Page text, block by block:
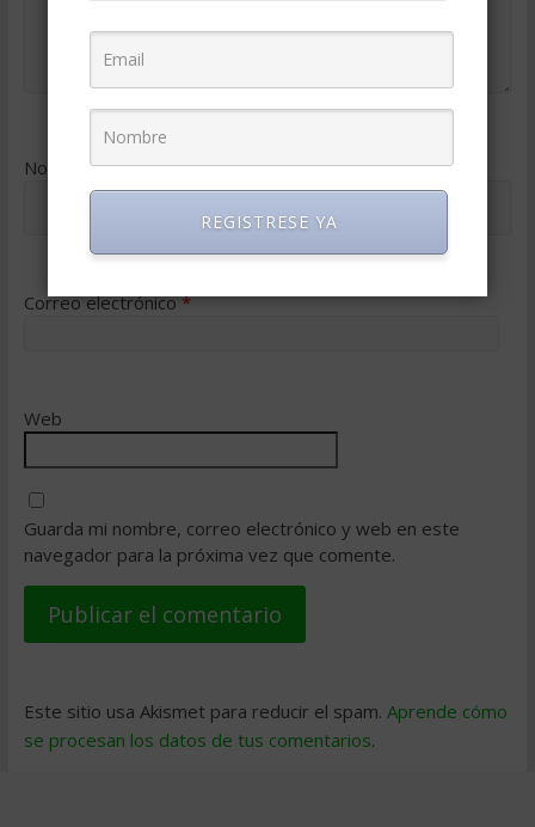
Nombre*
Correo electrónico*
Web
Guarda mi nombre, correo electrónico y web en este
navegador para la próxima vez que comente.
Este sitio usa Akismet para reducir el spam. Aprende cómo
se procesan los datos de tus comentarios.
REGISTRESE YA